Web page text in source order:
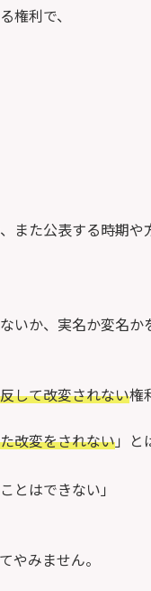
権利で、
た公表する時期や
か、実名か変名か
して改変されない権
改変をされない 」と
とはできない」
やみません。